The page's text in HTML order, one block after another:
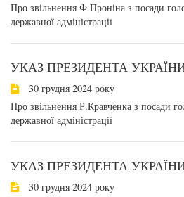
Про звільнення Ф.Проніна з посади
державної адміністрації
УКАЗ ПРЕЗИДЕНТА
30 грудня 2024 року
Про звільнення Р.Кравченка з посади
державної адміністрації
УКАЗ ПРЕЗИДЕНТА
30 грудня 2024 року